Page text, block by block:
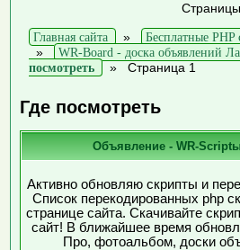
Главная сайта
»
Бесплатные
»
WR-Board - доска объявлений
посмотреть
» Страница 1
Где посмотреть
Объявление - WR-
Активно обновляю скрипты и
Список перекодированных php
странице сайта. Скачивайте
сайт! В ближайшее время
Про, фотоальбом, доски